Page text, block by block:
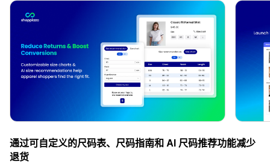
通过可自定义的尺码表、尺码指南和 AI 尺码推荐功能减少
退货